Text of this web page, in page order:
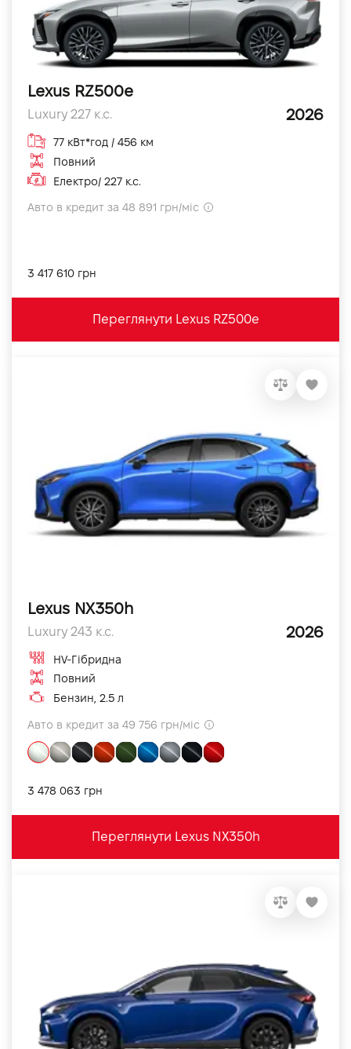
Lexus RZ500e
Luxury 227 к.с. 2026
77 кВт*год / 456 км
Повний
Електро/ 227 к.с.
Авто в кредит за 48 891 грн/міс
3 417 610 грн
Переглянути Lexus RZ500e
Lexus NX350h
Luxury 243 к.с. 2026
HV-Гібридна
Повний
Бензин, 2.5 л
Авто в кредит за 49 756 грн/міс
3 478 063 грн
Переглянути Lexus NX350h